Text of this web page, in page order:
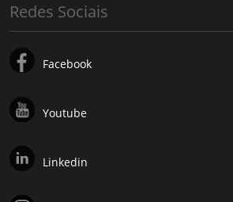
Redes Sociais
Facebook
Youtube
Linkedin